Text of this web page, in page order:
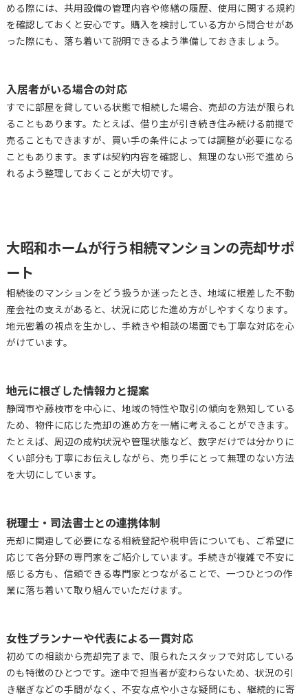
める際には、共用設備の管理内容や修繕の履歴、使用に関する規約
を確認しておくと安心です。購入を検討している方から問合せがあ
った際にも、落ち着いて説明できるよう準備しておきましょう。
入居者がいる場合の対応
すでに部屋を貸している状態で相続した場合、売却の方法が限られ
ることもあります。たとえば、借り主が引き続き住み続ける前提で
売ることもできますが、買い手の条件によっては調整が必要になる
こともあります。まずは契約内容を確認し、無理のない形で進めら
れるよう整理しておくことが大切です。
大昭和ホームが行う相続マンションの売却サポ
ート
相続後のマンションをどう扱うか迷ったとき、地域に根差した不動
産会社の支えがあると、状況に応じた進め方がしやすくなります。
地元密着の視点を生かし、手続きや相談の場面でも丁寧な対応を心
がけています。
地元に根ざした情報力と提案
静岡市や藤枝市を中心に、地域の特性や取引の傾向を熟知している
ため、物件に応じた売却の進め方を一緒に考えることができます。
たとえば、周辺の成約状況や管理状態など、数字だけでは分かりに
くい部分も丁寧にお伝えしながら、売り手にとって無理のない方法
を大切にしています。
税理士・司法書士との連携体制
売却に関連して必要になる相続登記や税申告についても、ご希望に
応じて各分野の専門家をご紹介しています。手続きが複雑で不安に
感じる方も、信頼できる専門家とつながることで、一つひとつの作
業に落ち着いて取り組んでいただけます。
女性プランナーや代表による一貫対応
初めての相談から売却完了まで、限られたスタッフで対応している
のも特徴のひとつです。途中で担当者が変わらないため、状況の引
き継ぎなどの手間がなく、不安な点や小さな疑問にも、継続的に寄